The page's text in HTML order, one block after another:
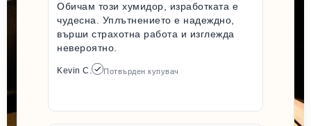
Обичам този хумидор, изработката е
чудесна. Уплътнението е надеждно,
върши страхотна работа и изглежда
невероятно.
Kevin C. Потвърден купувач